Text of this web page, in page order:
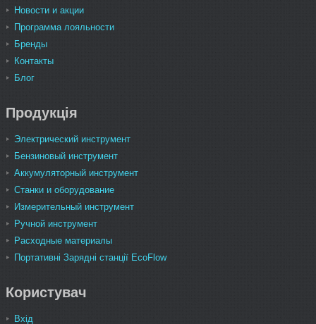
Новости и акции
Программа лояльности
Бренды
Контакты
Блог
Продукція
Электрический инструмент
Бензиновый инструмент
Аккумуляторный инструмент
Станки и оборудование
Измерительный инструмент
Ручной инструмент
Расходные материалы
Портативні Зарядні станції EcoFlow
Користувач
Вхід